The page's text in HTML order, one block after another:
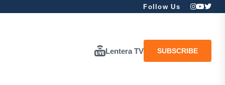
Follow Us
Lentera TV SUBSCRIBE